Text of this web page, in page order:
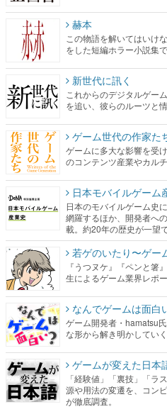
赫本
この物語を解いてはいけ
をした短編ホラー小説集で
新世代に訊く
これからのデジタルゲー
を追い、彼らのルーツと
ゲーム世代の作家た
ゲームに多大な影響を受
のコンテンツ産業やカル
日本モバイルゲーム
日本のモバイルゲーム史
網羅するほか、開発者へ
載。約20年の歴史が一望
若ゲのいたり〜ゲー
『うつヌケ』『ペンと箸
生によるゲーム業界レポ
なんでゲームは面白
ゲーム開発者・hamatsu
な形から解き明かしてい
ゲームが変えた日本
「経験値」「裏技」「
源や用法の変遷を、コン
が徹底調査。